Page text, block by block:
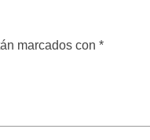
marcados con *